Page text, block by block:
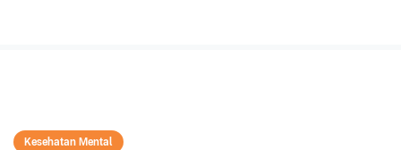
Kesehatan Mental